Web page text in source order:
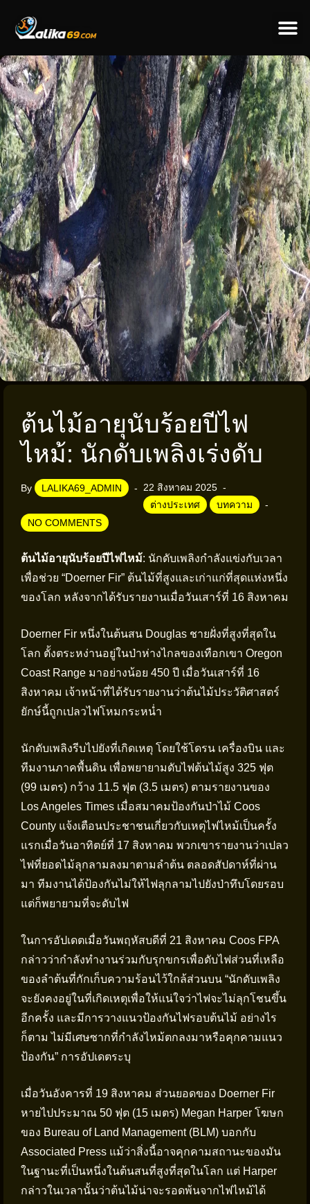
ต้นไม้อายุนับร้อยปีไฟ
ไหม้: นักดับเพลิงเร่งดับ
By LALIKA69_ADMIN
22 สิงหาคม 2025
ต่างประเทศ
บทความ
NO COMMENTS
ต้นไม้อายุนับร้อยปีไฟไหม้: นักดับเพลิงกำลังแข่งกับเวลา
เพื่อช่วย “Doerner Fir” ต้นไม้ที่สูงและเก่าแก่ที่สุดแห่งหนึ่ง
ของโลก หลังจากได้รับรายงานเมื่อวันเสาร์ที่ 16 สิงหาคม
Doerner Fir หนึ่งในต้นสน Douglas ชายฝั่งที่สูงที่สุดใน
โลก ตั้งตระหง่านอยู่ในป่าห่างไกลของเทือกเขา Oregon
Coast Range มาอย่างน้อย 450 ปี เมื่อวันเสาร์ที่ 16
สิงหาคม เจ้าหน้าที่ได้รับรายงานว่าต้นไม้ประวัติศาสตร์
ยักษ์นี้ถูกเปลวไฟโหมกระหน่ำ
นักดับเพลิงรีบไปยังที่เกิดเหตุ โดยใช้โดรน เครื่องบิน และ
ทีมงานภาคพื้นดิน เพื่อพยายามดับไฟต้นไม้สูง 325 ฟุต
(99 เมตร) กว้าง 11.5 ฟุต (3.5 เมตร) ตามรายงานของ
Los Angeles Times เมื่อสมาคมป้องกันป่าไม้ Coos
County แจ้งเตือนประชาชนเกี่ยวกับเหตุไฟไหม้เป็นครั้ง
แรกเมื่อวันอาทิตย์ที่ 17 สิงหาคม พวกเขารายงานว่าเปลว
ไฟที่ยอดไม้ลุกลามลงมาตามลำต้น ตลอดสัปดาห์ที่ผ่าน
มา ทีมงานได้ป้องกันไม่ให้ไฟลุกลามไปยังป่าทึบโดยรอบ
แต่ก็พยายามที่จะดับไฟ
ในการอัปเดตเมื่อวันพฤหัสบดีที่ 21 สิงหาคม Coos FPA
กล่าวว่ากำลังทำงานร่วมกับรุกขกรเพื่อดับไฟส่วนที่เหลือ
ของลำต้นที่กักเก็บความร้อนไว้ใกล้ส่วนบน “นักดับเพลิง
จะยังคงอยู่ในที่เกิดเหตุเพื่อให้แน่ใจว่าไฟจะไม่ลุกโชนขึ้น
อีกครั้ง และมีการวางแนวป้องกันไฟรอบต้นไม้ อย่างไร
ก็ตาม ไม่มีเศษซากที่กำลังไหม้ตกลงมาหรือคุกคามแนว
ป้องกัน” การอัปเดตระบุ
เมื่อวันอังคารที่ 19 สิงหาคม ส่วนยอดของ Doerner Fir
หายไปประมาณ 50 ฟุต (15 เมตร) Megan Harper โฆษก
ของ Bureau of Land Management (BLM) บอกกับ
Associated Press แม้ว่าสิ่งนี้อาจคุกคามสถานะของมัน
ในฐานะที่เป็นหนึ่งในต้นสนที่สูงที่สุดในโลก แต่ Harper
กล่าวในเวลานั้นว่าต้นไม้น่าจะรอดพ้นจากไฟไหม้ได้